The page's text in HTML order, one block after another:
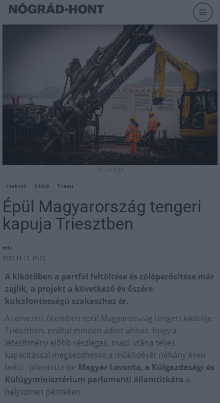
MTI/KKM
Kitekintő kikötő Trieszt
Épül Magyarország tengeri
kapuja Triesztben
mti
2025.11.17. 15:25
A kikötőben a partfal feltöltése és cölöperősítése már
zajlik, a projekt a következő év őszére
kulcsfontosságú szakaszhoz ér.
A tervezett ütemben épül Magyarország tengeri kikötője
Triesztben, ezáltal minden adott ahhoz, hogy a
létesítmény előbb részleges, majd utána teljes
kapacitással megkezdhesse a működését néhány éven
belül - jelentette be Magyar Levente, a Külgazdasági és
Külügyminisztérium parlamenti államtitkára a
helyszínen pénteken.